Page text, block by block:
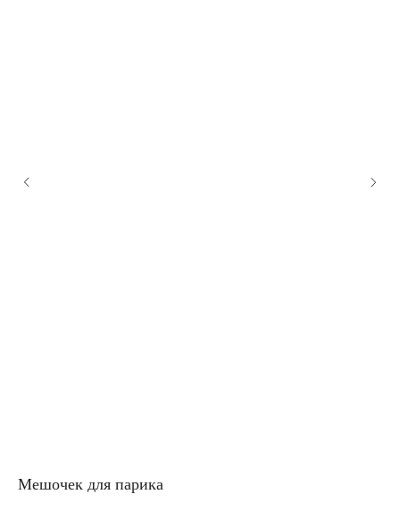
Мешочек для парика